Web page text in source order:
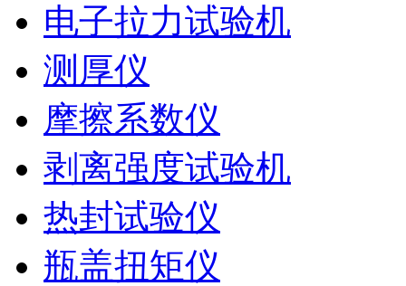
电子拉力试验机
测厚仪
摩擦系数仪
剥离强度试验机
热封试验仪
瓶盖扭矩仪